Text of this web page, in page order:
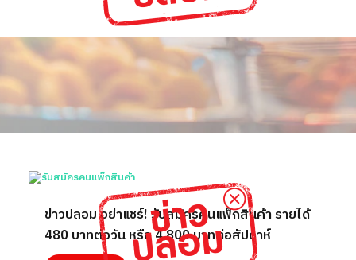
ข่าวปลอม อย่าแชร์! รับสมัครคนแพ็กสินค้า รายได้
480 บาทต่อวัน หรือ 4,800 บาทต่อสัปดาห์